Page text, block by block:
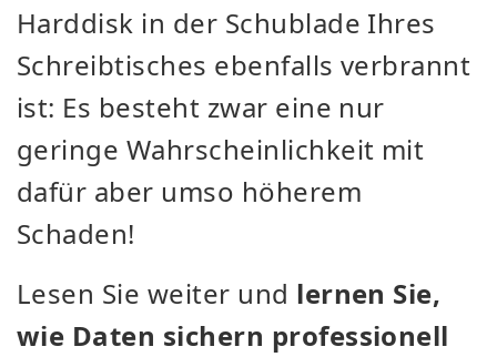
Harddisk in der Schublade Ihres
Schreibtisches ebenfalls verbrannt
ist: Es besteht zwar eine nur
geringe Wahrscheinlichkeit mit
dafür aber umso höherem
Schaden!
Lesen Sie weiter und lernen Sie,
wie Daten sichern professionell